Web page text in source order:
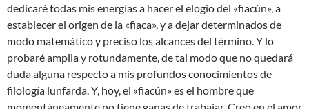
dedicaré todas mis energías a hacer el elogio del «fiacún», a
establecer el origen de la «fiaca», y a dejar determinados de
modo matemático y preciso los alcances del término. Y lo
probaré amplia y rotundamente, de tal modo que no quedará
duda alguna respecto a mis profundos conocimientos de
filología lunfarda. Y, hoy, el «fiacún» es el hombre que